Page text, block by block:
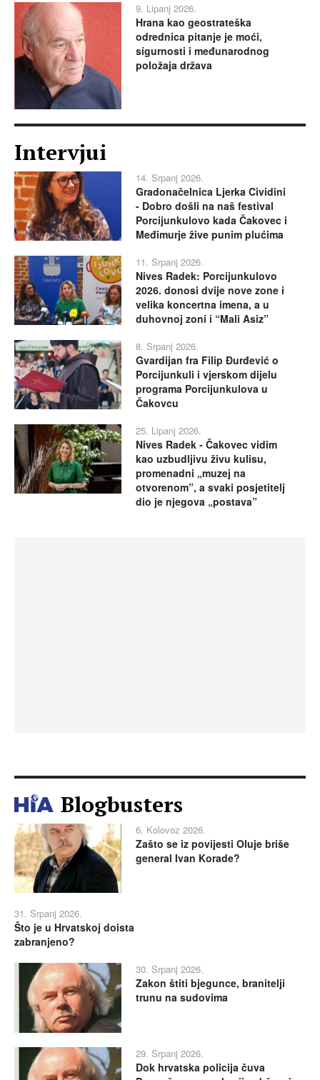
9. Lipanj 2026.
Hrana kao geostrateška
odrednica pitanje je moći,
sigurnosti i međunarodnog
položaja država
Intervjui
14. Srpanj 2026.
Gradonačelnica Ljerka Cividini
- Dobro došli na naš festival
Porcijunkulovo kada Čakovec i
Međimurje žive punim plućima
11. Srpanj 2026.
Nives Radek: Porcijunkulovo
2026. donosi dvije nove zone i
velika koncertna imena, a u
duhovnoj zoni i “Mali Asiz”
8. Srpanj 2026.
Gvardijan fra Filip Đurđević o
Porcijunkuli i vjerskom dijelu
programa Porcijunkulova u
Čakovcu
25. Lipanj 2026.
Nives Radek - Čakovec vidim
kao uzbudljivu živu kulisu,
promenadni „muzej na
otvorenom”, a svaki posjetitelj
dio je njegova „postava”
Blogbusters
6. Kolovoz 2026.
Zašto se iz povijesti Oluje briše
general Ivan Korade?
31. Srpanj 2026.
Što je u Hrvatskoj doista
zabranjeno?
30. Srpanj 2026.
Zakon štiti bjegunce, branitelji
trunu na sudovima
29. Srpanj 2026.
Dok hrvatska policija čuva